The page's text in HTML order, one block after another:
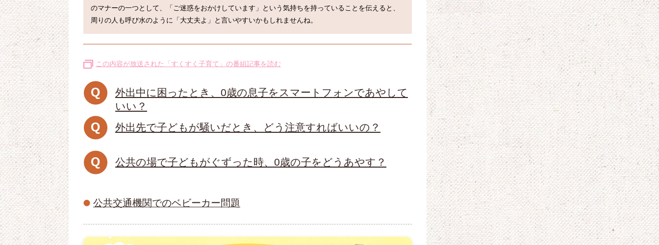
のマナーの一つとして、「ご迷惑をおかけしています」という気持ちを持っていることを伝えると、
この内容が放送された「すくすく子育て」の番組記事を読む
外出中に困ったとき、0歳の息子をスマートフォンであやして
いい？
外出先で子どもが騒いだとき、どう注意すればいいの？
公共の場で子どもがぐずった時、0歳の子をどうあやす？
公共交通機関でのベビーカー問題